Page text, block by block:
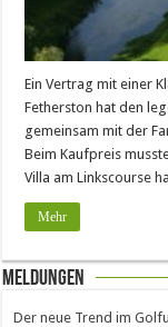
Ein Vertrag mit einer
Fetherston hat den
gemeinsam mit der
Beim Kaufpreis
Villa am Linkscourse
Mehr
Meldungen
Der neue Trend im